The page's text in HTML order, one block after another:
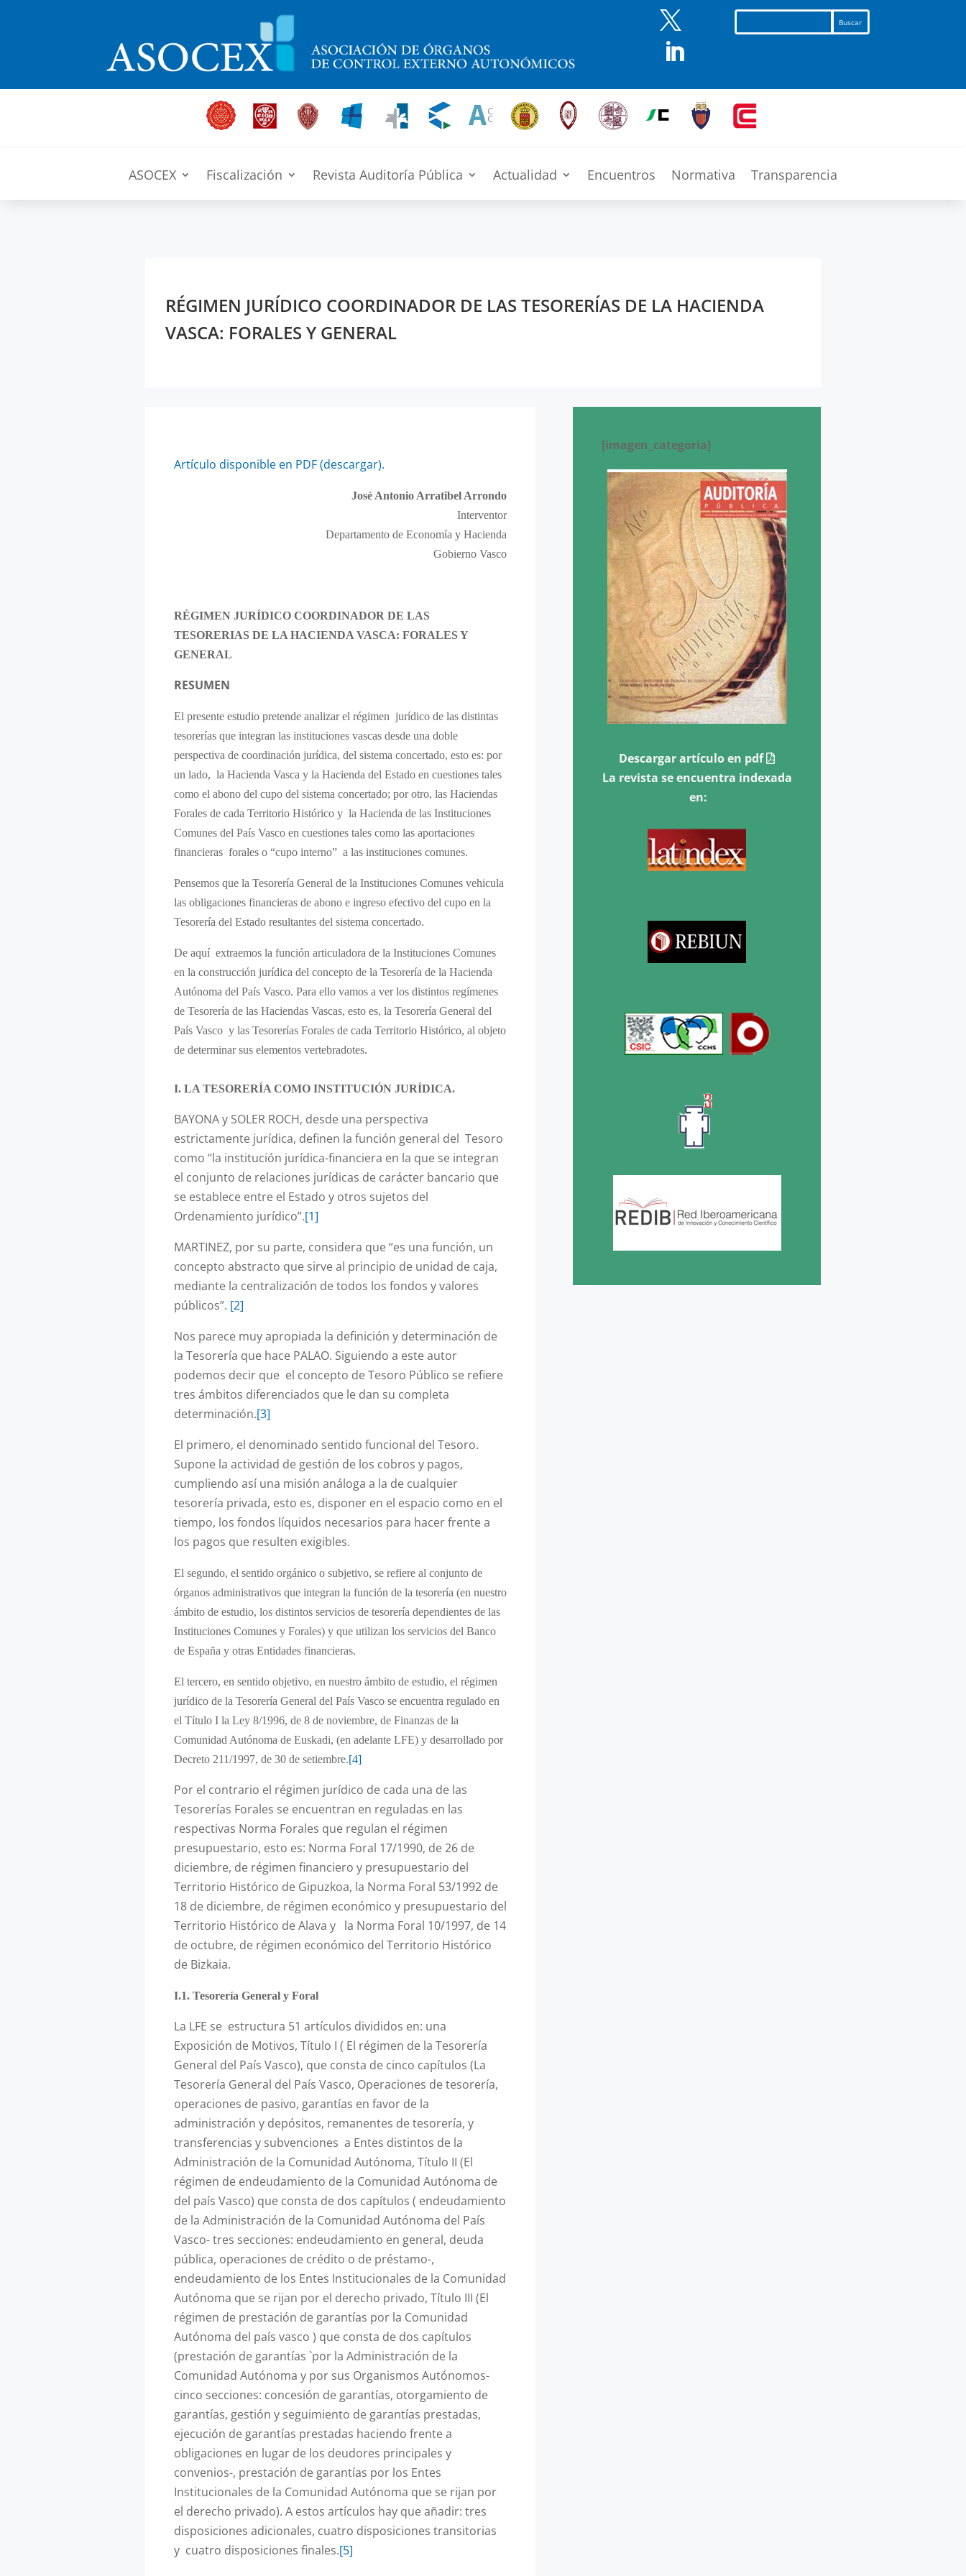


ASOCEX Fiscalización Revista Auditoría Pública Actualidad Encuentros Normativa Transparencia
RÉGIMEN JURÍDICO COORDINADOR DE LAS TESORERÍAS DE LA HACIENDA
VASCA: FORALES Y GENERAL
Artículo disponible en PDF (descargar).
José Antonio Arratibel Arrondo
Interventor
Departamento de Economía y Hacienda
Gobierno Vasco
RÉGIMEN JURÍDICO COORDINADOR DE LAS
TESORERIAS DE LA HACIENDA VASCA: FORALES Y
GENERAL
RESUMEN
El presente estudio pretende analizar el régimen jurídico de las distintas
tesorerías que integran las instituciones vascas desde una doble
perspectiva de coordinación jurídica, del sistema concertado, esto es: por
un lado, la Hacienda Vasca y la Hacienda del Estado en cuestiones tales
como el abono del cupo del sistema concertado; por otro, las Haciendas
Forales de cada Territorio Histórico y la Hacienda de las Instituciones
Comunes del País Vasco en cuestiones tales como las aportaciones
financieras forales o “cupo interno” a las instituciones comunes.
Pensemos que la Tesorería General de la Instituciones Comunes vehicula
las obligaciones financieras de abono e ingreso efectivo del cupo en la
Tesorería del Estado resultantes del sistema concertado.
De aquí extraemos la función articuladora de la Instituciones Comunes
en la construcción jurídica del concepto de la Tesorería de la Hacienda
Autónoma del País Vasco. Para ello vamos a ver los distintos regímenes
de Tesorería de las Haciendas Vascas, esto es, la Tesorería General del
País Vasco y las Tesorerías Forales de cada Territorio Histórico, al objeto
de determinar sus elementos vertebradotes.
I. LA TESORERÍA COMO INSTITUCIÓN JURÍDICA.
BAYONA y SOLER ROCH, desde una perspectiva
estrictamente jurídica, definen la función general del Tesoro
como “la institución jurídica-financiera en la que se integran
el conjunto de relaciones jurídicas de carácter bancario que
se establece entre el Estado y otros sujetos del
Ordenamiento jurídico”.[1]
MARTINEZ, por su parte, considera que “es una función, un
concepto abstracto que sirve al principio de unidad de caja,
mediante la centralización de todos los fondos y valores
públicos”. [2]
Nos parece muy apropiada la definición y determinación de
la Tesorería que hace PALAO. Siguiendo a este autor
podemos decir que el concepto de Tesoro Público se refiere
tres ámbitos diferenciados que le dan su completa
determinación.[3]
El primero, el denominado sentido funcional del Tesoro.
Supone la actividad de gestión de los cobros y pagos,
cumpliendo así una misión análoga a la de cualquier
tesorería privada, esto es, disponer en el espacio como en el
tiempo, los fondos líquidos necesarios para hacer frente a
los pagos que resulten exigibles.
El segundo, el sentido orgánico o subjetivo, se refiere al conjunto de
órganos administrativos que integran la función de la tesorería (en nuestro
ámbito de estudio, los distintos servicios de tesorería dependientes de las
Instituciones Comunes y Forales) y que utilizan los servicios del Banco
de España y otras Entidades financieras.
El tercero, en sentido objetivo, en nuestro ámbito de estudio, el régimen
jurídico de la Tesorería General del País Vasco se encuentra regulado en
el Título I la Ley 8/1996, de 8 de noviembre, de Finanzas de la
Comunidad Autónoma de Euskadi, (en adelante LFE) y desarrollado por
Decreto 211/1997, de 30 de setiembre.[4]
Por el contrario el régimen jurídico de cada una de las
Tesorerías Forales se encuentran en reguladas en las
respectivas Norma Forales que regulan el régimen
presupuestario, esto es: Norma Foral 17/1990, de 26 de
diciembre, de régimen financiero y presupuestario del
Territorio Histórico de Gipuzkoa, la Norma Foral 53/1992 de
18 de diciembre, de régimen económico y presupuestario del
Territorio Histórico de Alava y la Norma Foral 10/1997, de 14
de octubre, de régimen económico del Territorio Histórico
de Bizkaia.
I.1. Tesorería General y Foral
La LFE se estructura 51 artículos divididos en: una
Exposición de Motivos, Título I ( El régimen de la Tesorería
General del País Vasco), que consta de cinco capítulos (La
Tesorería General del País Vasco, Operaciones de tesorería,
operaciones de pasivo, garantías en favor de la
administración y depósitos, remanentes de tesorería, y
transferencias y subvenciones a Entes distintos de la
Administración de la Comunidad Autónoma, Título II (El
régimen de endeudamiento de la Comunidad Autónoma de
del país Vasco) que consta de dos capítulos ( endeudamiento
de la Administración de la Comunidad Autónoma del País
Vasco­- tres secciones: endeudamiento en general, deuda
pública, operaciones de crédito o de préstamo-,
endeudamiento de los Entes Institucionales de la Comunidad
Autónoma que se rijan por el derecho privado, Título III (El
régimen de prestación de garantías por la Comunidad
Autónoma del país vasco ) que consta de dos capítulos
(prestación de garantías `por la Administración de la
Comunidad Autónoma y por sus Organismos Autónomos-
cinco secciones: concesión de garantías, otorgamiento de
garantías, gestión y seguimiento de garantías prestadas,
ejecución de garantías prestadas haciendo frente a
obligaciones en lugar de los deudores principales y
convenios-, prestación de garantías por los Entes
Institucionales de la Comunidad Autónoma que se rijan por
el derecho privado). A estos artículos hay que añadir: tres
disposiciones adicionales, cuatro disposiciones transitorias
y cuatro disposiciones finales.[5]
[imagen_categoria]
Descargar artículo en pdf
La revista se encuentra indexada
en: